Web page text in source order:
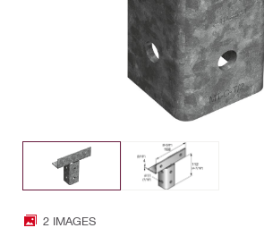
2 IMAGES